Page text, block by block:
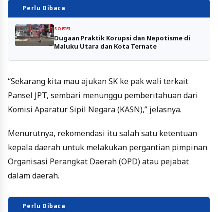
Perlu Dibaca
SOFIFI
Dugaan Praktik Korupsi dan Nepotisme di
Maluku Utara dan Kota Ternate
“Sekarang kita mau ajukan SK ke pak wali terkait
Pansel JPT, sembari menunggu pemberitahuan dari
Komisi Aparatur Sipil Negara (KASN),” jelasnya.
Menurutnya, rekomendasi itu salah satu ketentuan
kepala daerah untuk melakukan pergantian pimpinan
Organisasi Perangkat Daerah (OPD) atau pejabat
dalam daerah.
Perlu Dibaca